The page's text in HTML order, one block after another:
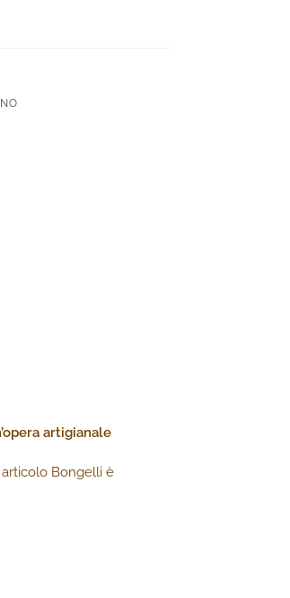
artigianale
articolo Bongelli è